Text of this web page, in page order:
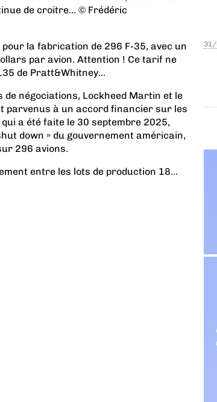
de croitre… © Frédéric
la fabrication de 296 F-35, avec un
par avion. Attention ! Ce tarif ne
de Pratt&Whitney…
de négociations, Lockheed Martin et le
parvenus à un accord financier sur les
a été faite le 30 septembre 2025,
down » du gouvernement américain,
296 avions.
entre les lots de production 18...